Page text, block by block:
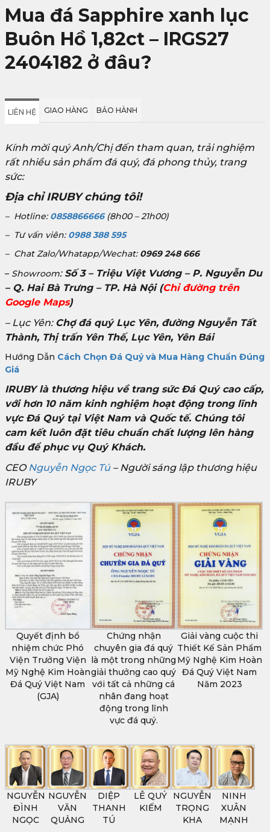
Mua đá Sapphire xanh lục
Buôn Hồ 1,82ct – IRGS27
2404182 ở đâu?
LIÊN HỆ GIAO HÀNG BẢO HÀNH
Kính mời quý Anh/Chị đến tham quan, trải nghiệm
rất nhiều sản phẩm đá quý, đá phong thủy, trang
sức:
Địa chỉ IRUBY chúng tôi!
– Hotline: 0858866666(8h00 – 21h00)
– Tư vấn viên: 0988 388 595
– Chat Zalo/Whatapp/Wechat: 0969 248 666
– Showroom: Số 3 – Triệu Việt Vương – P. Nguyễn Du
– Q. Hai Bà Trưng – TP. Hà Nội(Chỉ đường trên
Google Maps)
– Lục Yên: Chợ đá quý Lục Yên, đường Nguyễn Tất
Thành, Thị trấn Yên Thế, Lục Yên, Yên Bái
Hướng Dẫn Cách Chọn Đá Quý và Mua Hàng Chuẩn Đúng
Giá
IRUBY là thương hiệu về trang sức Đá Quý cao cấp,
với hơn 10 năm kinh nghiệm hoạt động trong lĩnh
vực Đá Quý tại Việt Nam và Quốc tế. Chúng tôi
cam kết luôn đặt tiêu chuẩn chất lượng lên hàng
đầu để phục vụ Quý Khách.
CEONguyễn Ngọc Tú– Người sáng lập thương hiệu
IRUBY
Quyết định bổ
nhiệm chức Phó
Viện Trưởng Viện
Mỹ Nghệ Kim Hoàn
Đá Quý Việt Nam
(GJA)
Chứng nhận
chuyên gia đá quý
là một trong những
giải thưởng cao quý
với tất cả những cá
nhân đang hoạt
động trong lĩnh
vực đá quý.
Giải vàng cuộc thi
Thiết Kế Sản Phẩm
Mỹ Nghệ Kim Hoàn
Đá Quý Việt Nam
Năm 2023
NGUYỄN
ĐÌNH
NGỌC
NGUYỄN
VĂN
QUẢNG
DIỆP
THANH
TÚ
LÊ QUÝ
KIẾM
NGUYỄN
TRỌNG
KHA
NINH
XUÂN
MẠNH